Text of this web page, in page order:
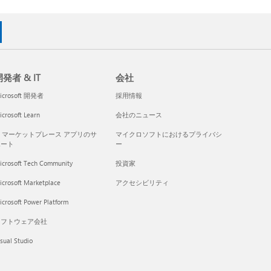
発者 & IT
開発者
Learn
マーケットプレース アプリのサ
ト
Tech Community
Marketplace
Power Platform
トウェア会社
Studio
会社
採用情報
会社のニュース
マイクロソフトにおけるプライバシ
ー
投資家
アクセシビリティ